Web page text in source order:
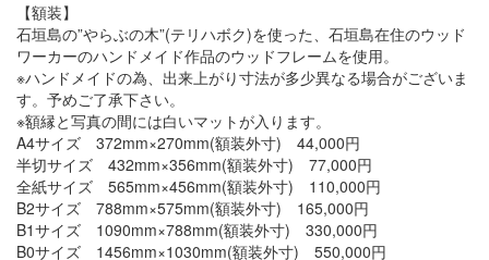
【額装】
石垣島の”やらぶの木”(テリハボク)を使った、石垣島在住のウッド
ワーカーのハンドメイド作品のウッドフレームを使用。
※ハンドメイドの為、出来上がり寸法が多少異なる場合がございま
す。予めご了承下さい。
※額縁と写真の間には白いマットが入ります。
A4サイズ 372mm×270mm(額装外寸) 44,000円
半切サイズ 432mm×356mm(額装外寸) 77,000円
全紙サイズ 565mm×456mm(額装外寸) 110,000円
B2サイズ 788mm×575mm(額装外寸) 165,000円
B1サイズ 1090mm×788mm(額装外寸) 330,000円
B0サイズ 1456mm×1030mm(額装外寸) 550,000円